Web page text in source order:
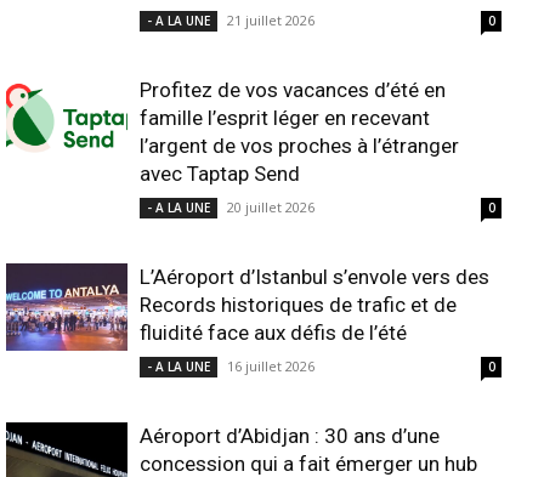
- A LA UNE 21 juillet 2026 0
Profitez de vos vacances d’été en
famille l’esprit léger en recevant
l’argent de vos proches à l’étranger
avec Taptap Send
- A LA UNE 20 juillet 2026 0
L’Aéroport d’Istanbul s’envole vers des
Records historiques de trafic et de
fluidité face aux défis de l’été
- A LA UNE 16 juillet 2026 0
Aéroport d’Abidjan : 30 ans d’une
concession qui a fait émerger un hub